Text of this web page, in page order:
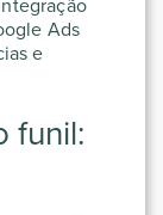
Ads
e
funil: